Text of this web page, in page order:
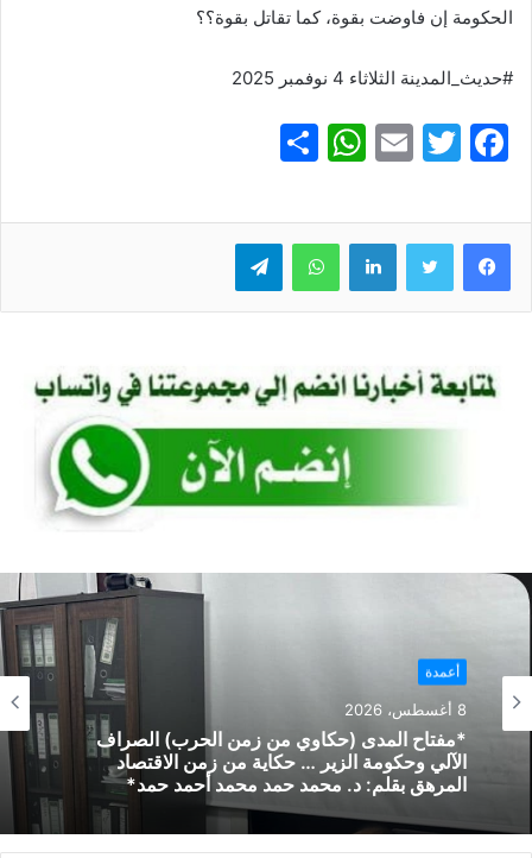
الحكومة إن فاوضت بقوة، كما تقاتل بقوة؟؟
#حديث_المدينة الثلاثاء 4 نوفمبر 2025
F
c
e
b
o
k
T
itt
er
E
ai
l
W
at
s
A
p
ar
e
لينكدإن واتساب تيلقرام
أعمدة
8 أغسطس، 2026
*مفتاح المدى (حكاوي من زمن الحرب) الصراف
الآلي وحكومة الزير … حكاية من زمن الاقتصاد
المرهق بقلم: د. محمد حمد محمد أحمد حمد*